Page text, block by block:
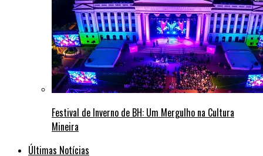
Festival de Inverno de BH: Um Mergulho na Cultura
Mineira
Últimas Notícias